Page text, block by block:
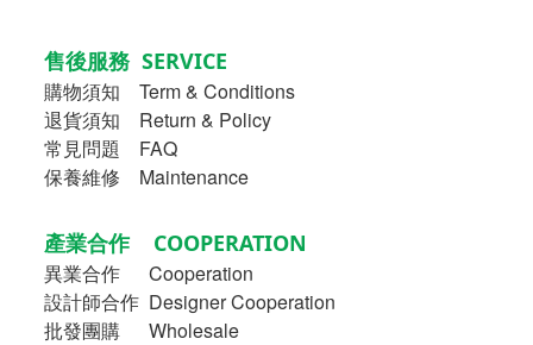
售後服務 SERVICE
購物須知
Term & Conditions
退貨須知 Return & Policy
常見問題 FAQ
保養維修 Maintenance
產業合作 COOPERATION
異業合作
Cooperation
設計師合作 Designer Cooperation
批發團購 Wholesale